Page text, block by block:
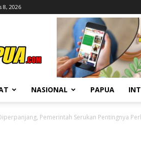
8, 2026
NASIONAL PAPUA
Pemerintah Serukan Pentingnya